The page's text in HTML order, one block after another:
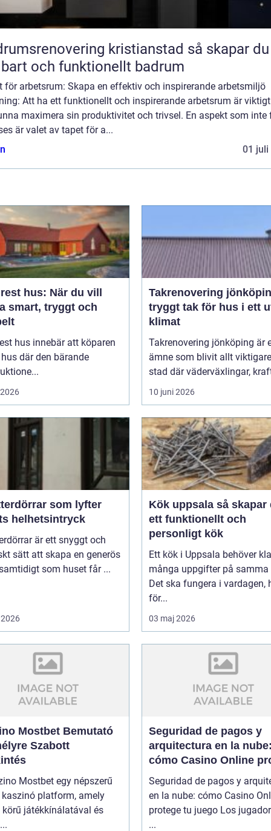
kristianstad så skapar du ett
och funktionellt badrum
för arbetsrum: Skapa en effektiv och inspirerande arbetsmiljö
Att ha ett funktionellt och inspirerande arbetsrum är
maximera sin produktivitet och trivsel. En aspekt som inte
är valet av tapet för a...
01 juli
hus: När du vill
smart, tryggt och
hus innebär att köparen
där den bärande
Takrenovering
tryggt tak för hus i ett
klimat
Takrenovering jönköping är
ämne som blivit allt
stad där väderväxlingar,
10 juni 2026
som lyfter
helhetsintryck
är ett snyggt och
sätt att skapa en generös
som huset får ...
Kök uppsala så skapar du
ett funktionellt och
personligt kök
Ett kök i Uppsala behöver
många uppgifter på samma
Det ska fungera i vardagen,
för...
03 maj 2026
Mostbet Bemutató
Szabott
Mostbet egy népszerű
platform, amely
körű játékkínálatával és
Seguridad de pagos y
arquitectura en la
cómo Casino Online
tu juego
Seguridad de pagos y
en la nube: cómo Casino
protege tu juego Los
...